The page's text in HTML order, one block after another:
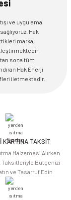
ve uygulama
Hak
marka,
sona tüm
Hak Enerji
iletmektedir.
KARTINA TAKSİT
Malzemesi Alırken
Taksitleriyle Bütçenizi
ve Tasarruf Edin